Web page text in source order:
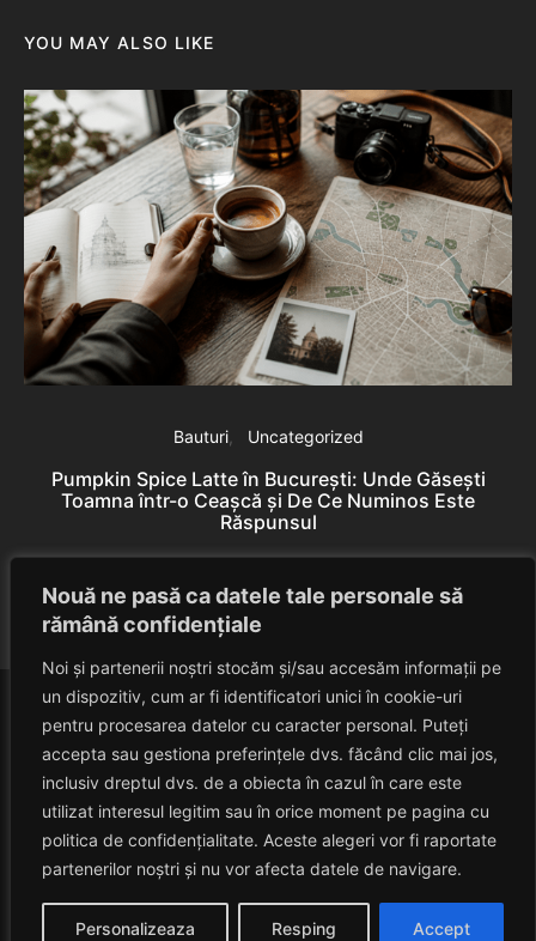
Nouă ne pasă ca datele tale personale să
rămână confidențiale
Noi și partenerii noștri stocăm și/sau accesăm informații pe
un dispozitiv, cum ar fi identificatori unici în cookie-uri
pentru procesarea datelor cu caracter personal. Puteți
accepta sau gestiona preferințele dvs. făcând clic mai jos,
inclusiv dreptul dvs. de a obiecta în cazul în care este
utilizat interesul legitim sau în orice moment pe pagina cu
politica de confidențialitate. Aceste alegeri vor fi raportate
partenerilor noștri și nu vor afecta datele de navigare.
Personalizeaza Resping Accept
YOU MAY ALSO LIKE
Bauturi Uncategorized
Pumpkin Spice Latte în București: Unde Găsești
Toamna într-o Ceașcă și De Ce Numinos Este
Răspunsul
Eduard Nedelcu June 10, 2026
HAVANACAFE